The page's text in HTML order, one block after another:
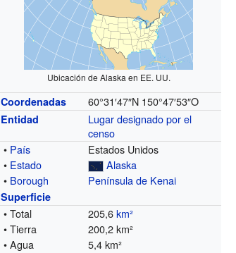
Ubicación de Alaska en EE. UU.
Coordenadas 60°31′47″N 150°47′53″O
Entidad
Lugar designado por el
censo
• País
Estados Unidos
• Estado
Alaska
• Borough Península de Kenai
Superficie
• Total 205,6km²
• Tierra
200,2 km²
• Agua
5,4 km²